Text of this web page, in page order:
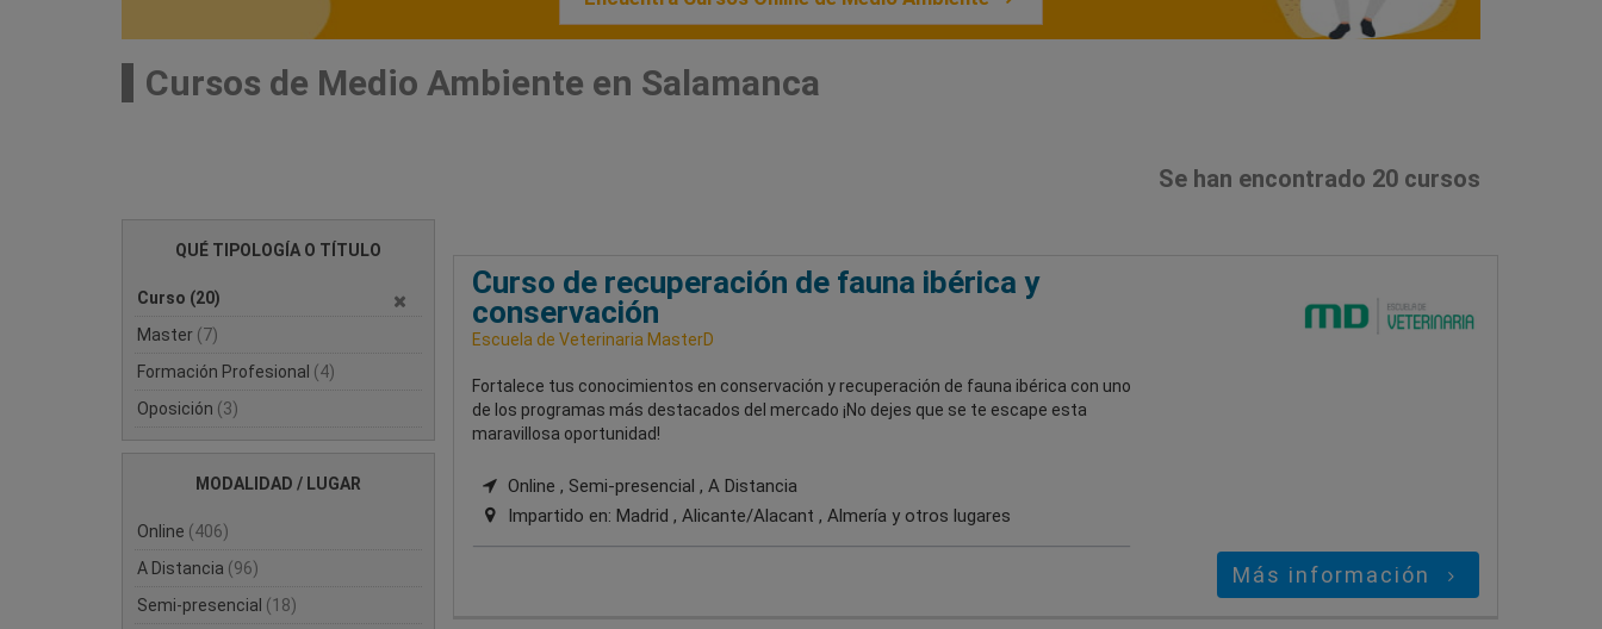
Cursos de Medio Ambiente en Salamanca
Se han encontrado 20 cursos
QUÉ TIPOLOGÍA O TÍTULO
Curso (20)
Master (7)
Formación Profesional (4)
Oposición (3)
MODALIDAD / LUGAR
Online (406)
A Distancia (96)
Semi-presencial (18)
Curso de recuperación de fauna ibérica y
conservación
Escuela de Veterinaria MasterD
Fortalece tus conocimientos en conservación y recuperación de fauna ibérica con uno
de los programas más destacados del mercado ¡No dejes que se te escape esta
maravillosa oportunidad!
Online , Semi-presencial , A Distancia
Impartido en: Madrid , Alicante/Alacant , Almería y otros lugares
Más información